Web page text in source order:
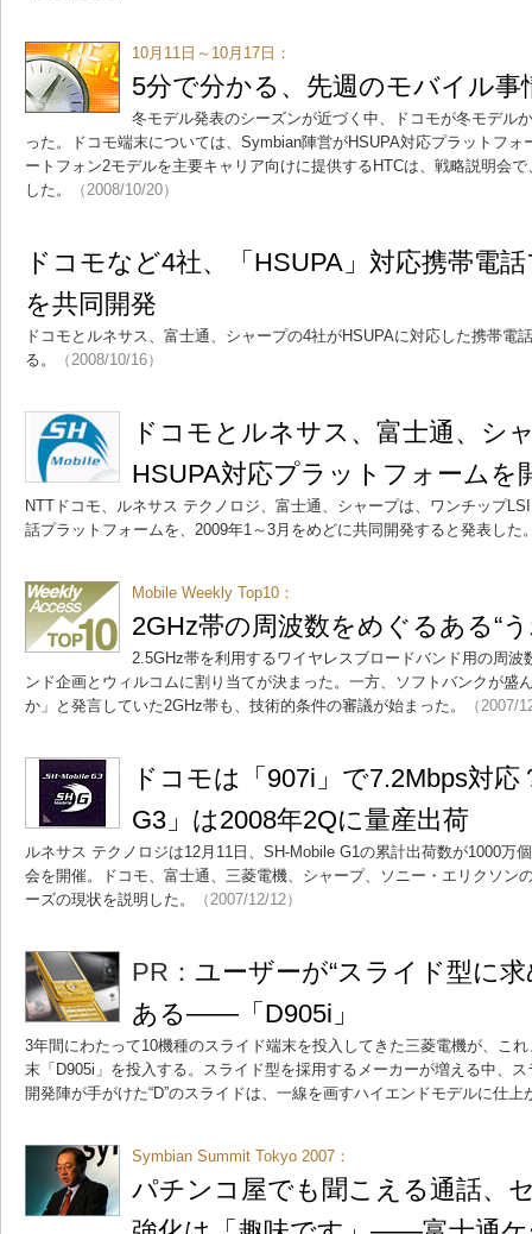
10月11日～10月17日：
5分で分かる、先週のモバイル事
冬モデル発表のシーズンが近づく中、ドコモが冬モデル
った。ドコモ端末については、Symbian陣営がHSUPA対応プラットフ
ートフォン2モデルを主要キャリア向けに提供するHTCは、戦略説明会
した。
（2008/10/20）
ドコモなど4社、「HSUPA」対応携帯電
を共同開発
ドコモとルネサス、富士通、シャープの4社がHSUPAに対応した携帯電
る。
（2008/10/16）
ドコモとルネサス、富士通、シ
HSUPA対応プラットフォームを
NTTドコモ、ルネサス テクノロジ、富士通、シャープは、ワンチップ
話プラットフォームを、2009年1～3月をめどに共同開発すると発表した
Mobile Weekly Top10：
2GHz帯の周波数をめぐるある“
2.5GHz帯を利用するワイヤレスブロードバンド用の周
ンド企画とウィルコムに割り当てが決まった。一方、ソフトバンクが盛
か」と発言していた2GHz帯も、技術的条件の審議が始まった。
（2007/
ドコモは「907i」で7.2Mbps対
G3」は2008年2Qに量産出荷
ルネサス テクノロジは12月11日、SH-Mobile G1の累計出荷数が1000万
会を開催。ドコモ、富士通、三菱電機、シャープ、ソニー・エリクソン
ーズの現状を説明した。
（2007/12/12）
PR： ユーザーが“スライド型に
ある――「D905i」
3年間にわたって10機種のスライド端末を投入してきた三菱電機が、こ
末「D905i」を投入する。スライド型を採用するメーカーが増える中、
開発陣が手がけた“D”のスライドは、一線を画すハイエンドモデルに仕上
Symbian Summit Tokyo 2007：
パチンコ屋でも聞こえる通話、